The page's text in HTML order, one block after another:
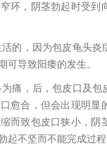
环，阴茎勃起时受到
的，因为包皮龟头
可导致阳痿的发生。
痛，后，包皮口及
愈合，但会出现明
而致包皮口狭小，阴
起不坚而不能完成过程